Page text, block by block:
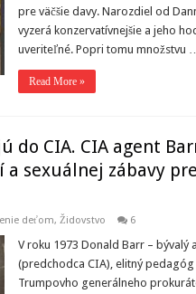
pre väčšie davy. Narozdiel od
vyzerá konzervatívnejšie a jeho
uveriteľné. Popri tomu množstvu
Read More »
do CIA. CIA agent
sexuálnej zábavy
deťom, Židovstvo 6
V roku 1973 Donald Barr – bývalý
(predchodca CIA), elitný pedagóg
Trumpovho generálneho